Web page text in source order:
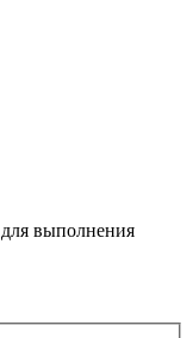
для выполнения